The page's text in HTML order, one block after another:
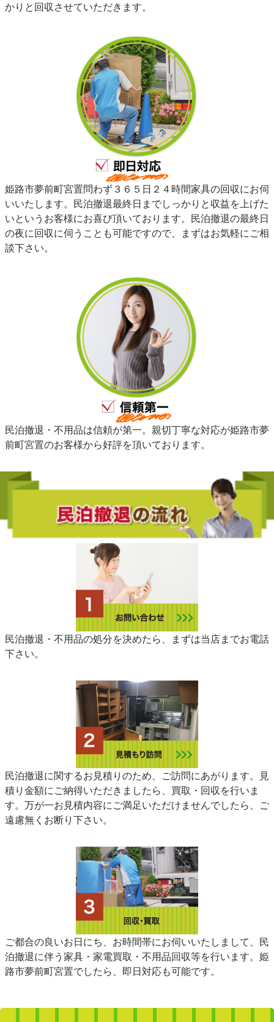
かりと回収させていただきます。
姫路市夢前町宮置問わず３６５日２４時間家具の回収にお伺
いいたします。民泊撤退最終日までしっかりと収益を上げた
いというお客様にお喜び頂いております。民泊撤退の最終日
の夜に回収に伺うことも可能ですので、まずはお気軽にご相
談下さい。
民泊撤退・不用品は信頼が第一。親切丁寧な対応が姫路市夢
前町宮置のお客様から好評を頂いております。
民泊撤退・不用品の処分を決めたら、まずは当店までお電話
下さい。
民泊撤退に関するお見積りのため、ご訪問にあがります。見
積り金額にご納得いただきましたら、買取・回収を行いま
す。万が一お見積内容にご満足いただけませんでしたら、ご
遠慮無くお断り下さい。
ご都合の良いお日にち、お時間帯にお伺いいたしまして、民
泊撤退に伴う家具・家電買取・不用品回収等を行います。姫
路市夢前町宮置でしたら、即日対応も可能です。